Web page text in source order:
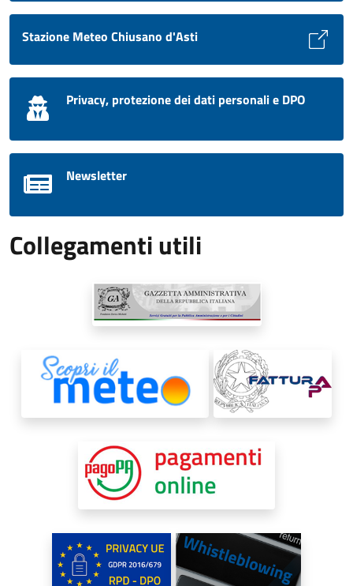
Stazione Meteo Chiusano d'Asti
Privacy, protezione dei dati personali e DPO
Newsletter
Collegamenti utili